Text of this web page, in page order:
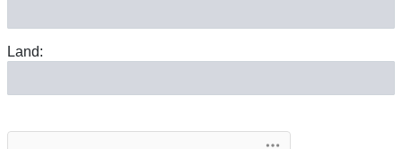
Land: